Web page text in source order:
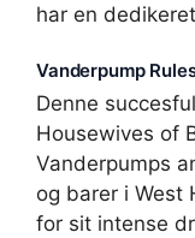
har en
Vanderpump
Denne
Housewives of
Vanderpumps
og barer i West
for sit intense